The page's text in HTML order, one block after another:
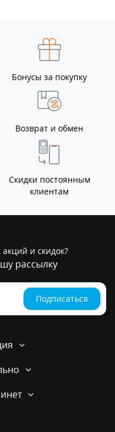
Бонусы за покупку
Возврат и обмен
Скидки постоянным
клиентам
и скидок?
рассылку
Подписаться